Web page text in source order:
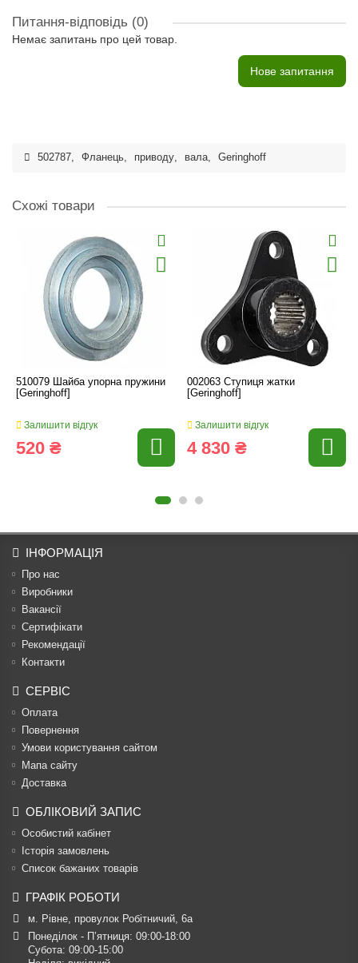
Питання-відповідь (0)
Немає запитань про цей товар.
Нове запитання
502787, Фланець, приводу, вала, Geringhoff
Схожі товари
510079 Шайба упорна пружини
[Geringhoff]
Залишити відгук
520 ₴
002063 Ступиця жатки
[Geringhoff]
Залишити відгук
4 830 ₴
ІНФОРМАЦІЯ
Про нас
Виробники
Вакансії
Сертифікати
Рекомендації
Контакти
СЕРВІС
Оплата
Повернення
Умови користування сайтом
Мапа сайту
Доставка
ОБЛІКОВИЙ ЗАПИС
Особистий кабінет
Історія замовлень
Список бажаних товарів
ГРАФІК РОБОТИ
м. Рівне, провулок Робітничий, 6а
Понеділок - П’ятниця: 09:00-18:00
Субота: 09:00-15:00